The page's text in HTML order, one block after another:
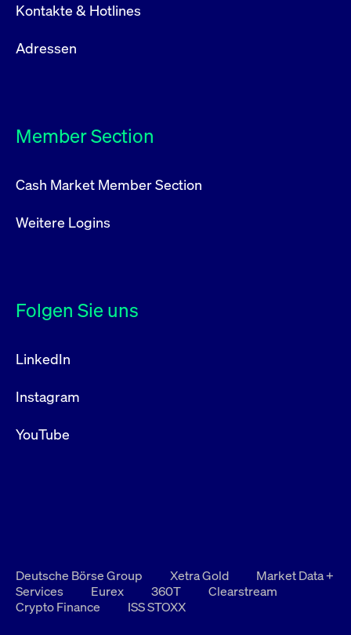
Kontakte & Hotlines
Adressen
Member Section
Cash Market Member Section
Weitere Logins
Folgen Sie uns
LinkedIn
Instagram
YouTube
Deutsche Börse Group Xetra Gold
Market Data +
Services
Eurex 360T
Clearstream
Crypto Finance
ISS STOXX